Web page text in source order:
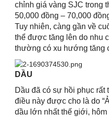
chỉnh giá vàng SJC trong
50,000 đồng – 70,000
Tuy nhiên, càng gần về
thể được tăng lên do nhu
thường có xu hướng tăng
DẦU
Dầu đã có sự hồi phục rất
điều này được cho là do
dầu lớn nhất thế giới,